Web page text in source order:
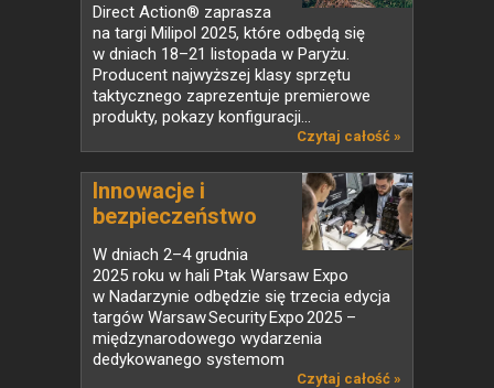
Direct Action® zaprasza
na targi Milipol 2025, które odbędą się
w dniach 18–21 listopada w Paryżu.
Producent najwyższej klasy sprzętu
taktycznego zaprezentuje premierowe
produkty, pokazy konfiguracji...
Czytaj całość »
Innowacje i
bezpieczeństwo
w...
W dniach 2–4 grudnia
2025 roku w hali Ptak Warsaw Expo
w Nadarzynie odbędzie się trzecia edycja
targów Warsaw Security Expo 2025 –
międzynarodowego wydarzenia
dedykowanego systemom
Czytaj całość »